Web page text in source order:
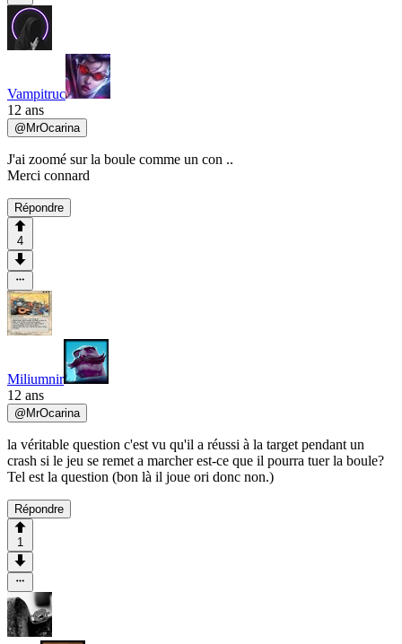
Vampitruc
12 ans
@ MrOcarina
J'ai zoomé sur la boule comme un con ..
Merci connard
Répondre
4
Miliumnir
12 ans
@ MrOcarina
la véritable question c'est vu qu'il a réussi à la target pendant un
crash si le jeu se remet a marcher est-ce que il pourra tuer la boule?
Tel est la question (bon là il joue ori donc non.)
Répondre
1